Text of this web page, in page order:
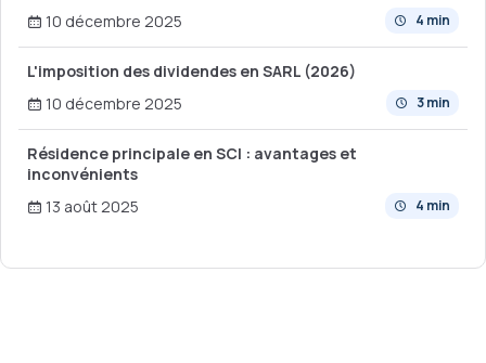
4 min
10 décembre 2025
L'imposition des dividendes en SARL (2026)
3 min
10 décembre 2025
Résidence principale en SCI : avantages et
inconvénients
4 min
13 août 2025